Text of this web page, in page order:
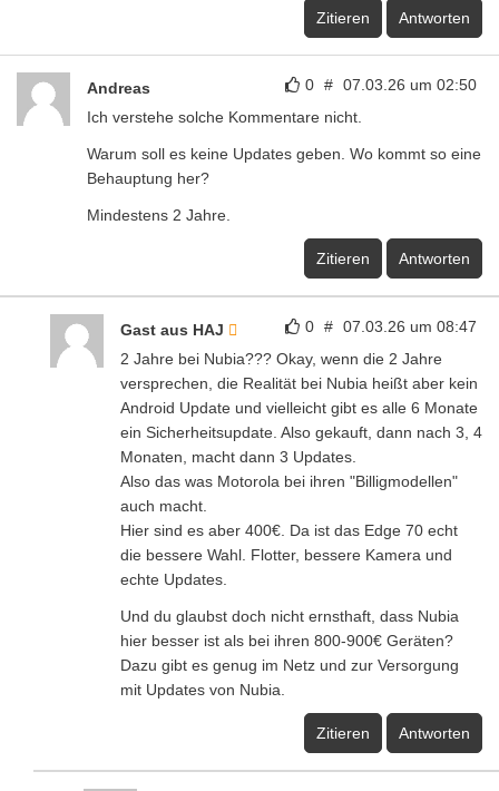
Zitieren Antworten
0 # 07.03.26 um 02:50
Andreas
Ich verstehe solche Kommentare nicht.
Warum soll es keine Updates geben. Wo kommt so eine
Behauptung her?
Mindestens 2 Jahre.
Zitieren Antworten
0 # 07.03.26 um 08:47
Gast aus HAJ
2 Jahre bei Nubia??? Okay, wenn die 2 Jahre
versprechen, die Realität bei Nubia heißt aber kein
Android Update und vielleicht gibt es alle 6 Monate
ein Sicherheitsupdate. Also gekauft, dann nach 3, 4
Monaten, macht dann 3 Updates.
Also das was Motorola bei ihren "Billigmodellen"
auch macht.
Hier sind es aber 400€. Da ist das Edge 70 echt
die bessere Wahl. Flotter, bessere Kamera und
echte Updates.
Und du glaubst doch nicht ernsthaft, dass Nubia
hier besser ist als bei ihren 800-900€ Geräten?
Dazu gibt es genug im Netz und zur Versorgung
mit Updates von Nubia.
Zitieren Antworten